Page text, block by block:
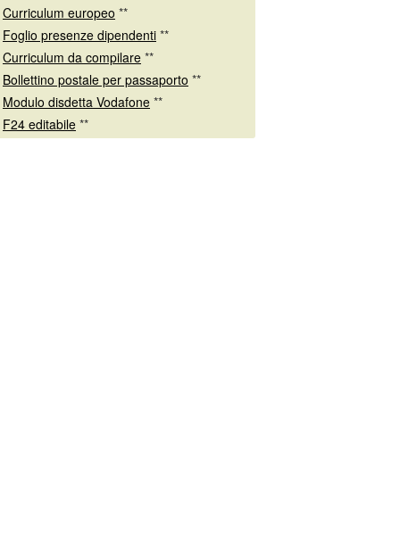
Curriculum europeo **
Foglio presenze dipendenti **
Curriculum da compilare **
Bollettino postale per passaporto **
Modulo disdetta Vodafone **
F24 editabile **